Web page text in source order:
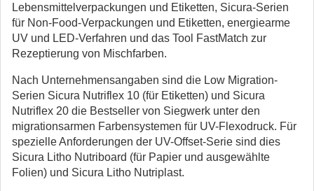
Lebensmittelverpackungen und Etiketten, Sicura-Serien
für Non-Food-Verpackungen und Etiketten, energiearme
UV und LED-Verfahren und das Tool FastMatch zur
Rezeptierung von Mischfarben.
Nach Unternehmensangaben sind die Low Migration-
Serien Sicura Nutriflex 10 (für Etiketten) und Sicura
Nutriflex 20 die Bestseller von Siegwerk unter den
migrationsarmen Farbensystemen für UV-Flexodruck. Für
spezielle Anforderungen der UV-Offset-Serie sind dies
Sicura Litho Nutriboard (für Papier und ausgewählte
Folien) und Sicura Litho Nutriplast.